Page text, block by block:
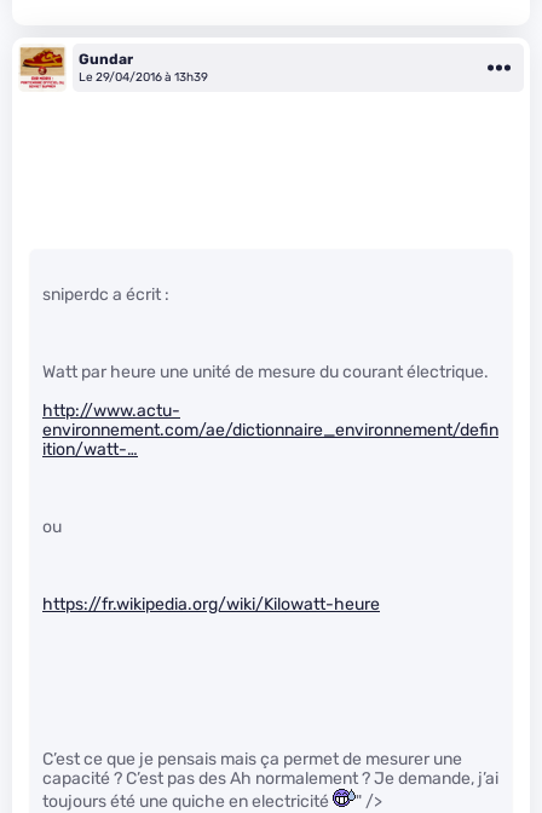
Gundar
Le 29/04/2016 à 13h39
sniperdc a écrit :
Watt par heure une unité de mesure du courant électrique.
http://www.actu-
environnement.com/ae/dictionnaire_environnement/defin
ition/watt-…
ou
https://fr.wikipedia.org/wiki/Kilowatt-heure
C’est ce que je pensais mais ça permet de mesurer une
capacité ? C’est pas des Ah normalement ? Je demande, j’ai
toujours été une quiche en electricité
" />